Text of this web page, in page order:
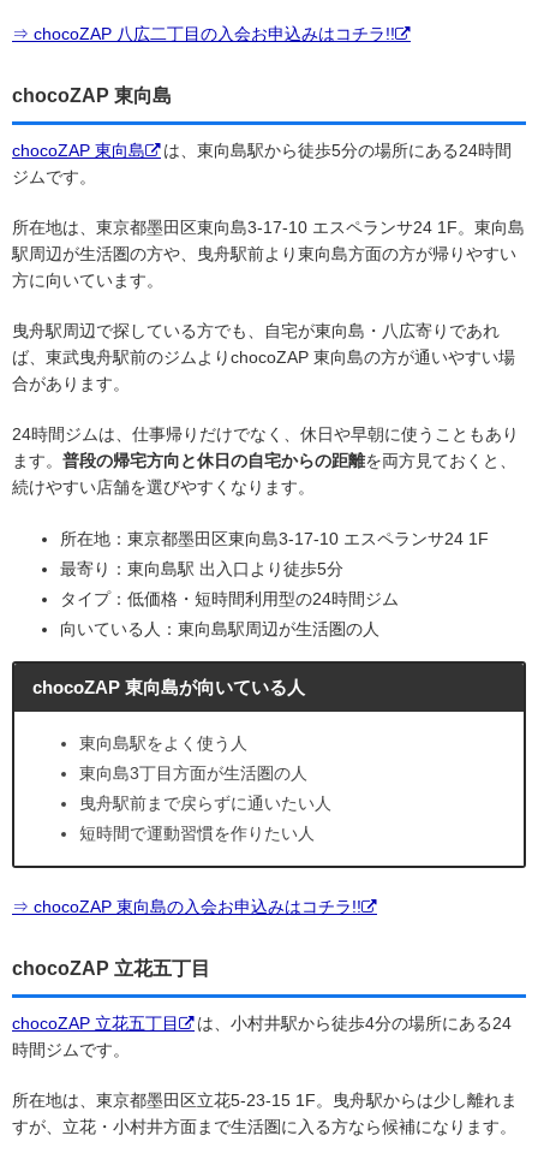
⇒ chocoZAP 八広二丁目の入会お申込みはコチラ!!
chocoZAP 東向島
chocoZAP 東向島
は、東向島駅から徒歩5分の場所にある24時間
ジムです。
所在地は、東京都墨田区東向島3-17-10 エスペランサ24 1F。東向島
駅周辺が生活圏の方や、曳舟駅前より東向島方面の方が帰りやすい
方に向いています。
曳舟駅周辺で探している方でも、自宅が東向島・八広寄りであれ
ば、東武曳舟駅前のジムよりchocoZAP 東向島の方が通いやすい場
合があります。
24時間ジムは、仕事帰りだけでなく、休日や早朝に使うこともあり
ます。 普段の帰宅方向と休日の自宅からの距離を両方見ておくと、
続けやすい店舗を選びやすくなります。
所在地：東京都墨田区東向島3-17-10 エスペランサ24 1F
最寄り：東向島駅 出入口より徒歩5分
タイプ：低価格・短時間利用型の24時間ジム
向いている人：東向島駅周辺が生活圏の人
chocoZAP 東向島が向いている人
東向島駅をよく使う人
東向島3丁目方面が生活圏の人
曳舟駅前まで戻らずに通いたい人
短時間で運動習慣を作りたい人
⇒ chocoZAP 東向島の入会お申込みはコチラ!!
chocoZAP 立花五丁目
chocoZAP 立花五丁目
は、小村井駅から徒歩4分の場所にある24
時間ジムです。
所在地は、東京都墨田区立花5-23-15 1F。曳舟駅からは少し離れま
すが、立花・小村井方面まで生活圏に入る方なら候補になります。